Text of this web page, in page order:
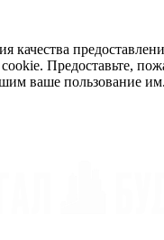
Предоставьте,
ваше пользование им.